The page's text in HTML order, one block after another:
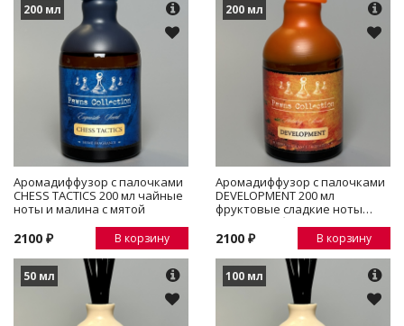
200 мл
Аромадиффузор с палочками
CHESS TACTICS 200 мл чайные
ноты и малина с мятой
2100 ₽ В корзину
200 мл
Аромадиффузор с палочками
DEVELOPMENT 200 мл
фруктовые сладкие ноты
сливы и амбры
2100 ₽ В корзину
50 мл 100 мл